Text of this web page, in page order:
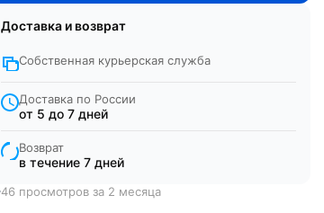
Доставка и возврат
Собственная курьерская служба
Доставка по России
от 5 до 7 дней
Возврат
в течение 7 дней
46 просмотров за 2 месяца